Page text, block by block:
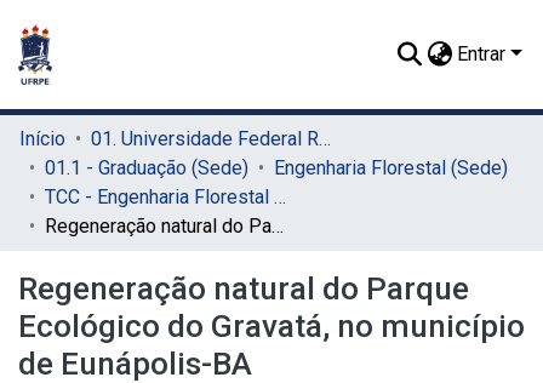
Entrar
Início
01. Universidade Federal Rural de Pernambuco - UFRPE (Sede)
01.1 - Graduação (Sede)
Engenharia Florestal (Sede)
TCC - Engenharia Florestal (Sede)
Regeneração natural do Parque Ecológico do Gravatá, no município de Eunápolis-BA
Regeneração natural do Parque
Ecológico do Gravatá, no município
de Eunápolis-BA